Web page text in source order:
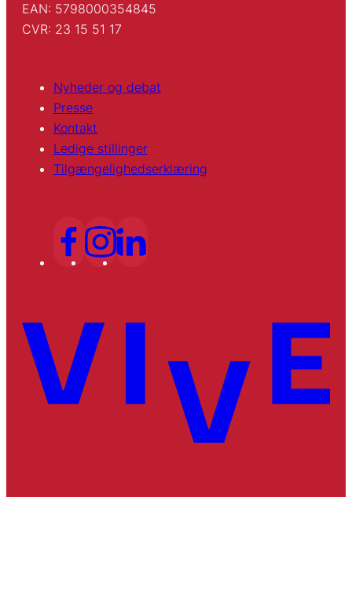
EAN: 5798000354845
CVR: 23 15 51 17
Nyheder og debat
Presse
Kontakt
Ledige stillinger
Tilgængelighedserklæring